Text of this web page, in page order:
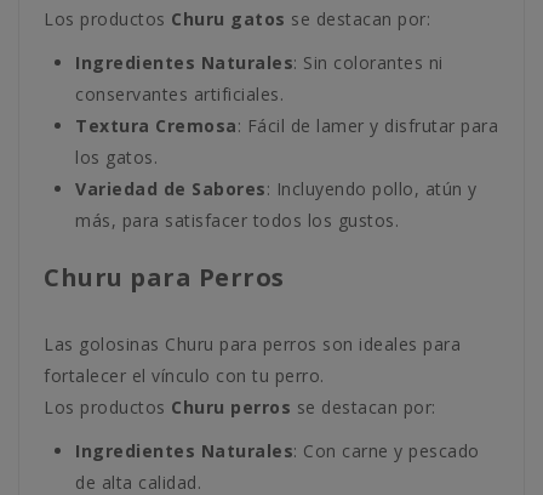
Los productos Churu gatos se destacan por:
Ingredientes Naturales: Sin colorantes ni
conservantes artificiales.
Textura Cremosa: Fácil de lamer y disfrutar para
los gatos.
Variedad de Sabores: Incluyendo pollo, atún y
más, para satisfacer todos los gustos.
Churu para Perros
Las golosinas Churu para perros son ideales para
fortalecer el vínculo con tu perro.
Los productos Churu perros se destacan por:
Ingredientes Naturales: Con carne y pescado
de alta calidad.